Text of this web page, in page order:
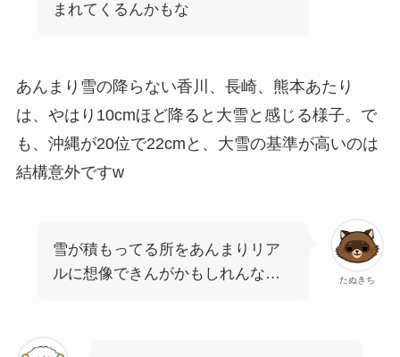
まれてくるんかもな
あんまり雪の降らない香川、長崎、熊本あたり
は、やはり10cmほど降ると大雪と感じる様子。で
も、沖縄が20位で22cmと、大雪の基準が高いのは
結構意外ですw
たぬきち
雪が積もってる所をあんまりリア
ルに想像できんがかもしれんな…